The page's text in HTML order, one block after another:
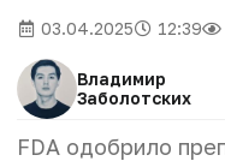
03.04.2025 12:39
Владимир
Заболотских
FDA одобрило